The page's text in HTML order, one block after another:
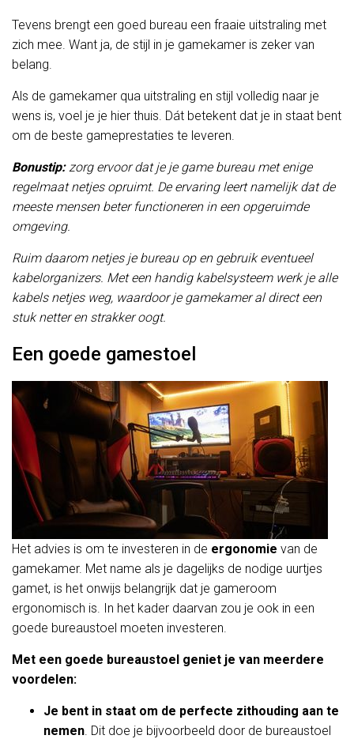
Tevens brengt een goed bureau een fraaie uitstraling met
zich mee. Want ja, de stijl in je gamekamer is zeker van
belang.
Als de gamekamer qua uitstraling en stijl volledig naar je
wens is, voel je je hier thuis. Dát betekent dat je in staat bent
om de beste gameprestaties te leveren.
Bonustip:zorg ervoor dat je je game bureau met enige
regelmaat netjes opruimt. De ervaring leert namelijk dat de
meeste mensen beter functioneren in een opgeruimde
omgeving.
Ruim daarom netjes je bureau op en gebruik eventueel
kabelorganizers. Met een handig kabelsysteem werk je alle
kabels netjes weg, waardoor je gamekamer al direct een
stuk netter en strakker oogt.
Een goede gamestoel
Het advies is om te investeren in de ergonomie van de
gamekamer. Met name als je dagelijks de nodige uurtjes
gamet, is het onwijs belangrijk dat je gameroom
ergonomisch is. In het kader daarvan zou je ook in een
goede bureaustoel moeten investeren.
Met een goede bureaustoel geniet je van meerdere
voordelen:
Je bent in staat om de perfecte zithouding aan te
nemen. Dit doe je bijvoorbeeld door de bureaustoel